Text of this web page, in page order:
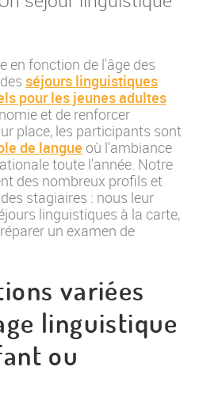
en fonction de l'âge des
séjours linguistiques
pour les jeunes adultes
et de renforcer
place, les participants sont
de langue où l'ambiance
toute l'année. Notre
des nombreux profils et
stagiaires : nous leur
linguistiques à la carte,
un examen de
variées
linguistique
ou